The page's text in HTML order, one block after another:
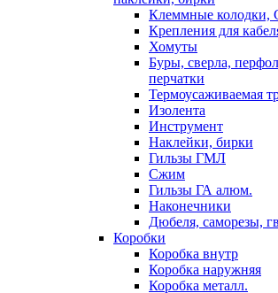
Клеммные
Крепления для
Хомуты
Буры, сверла,
перчатки
Термоусаживаемая
Изолента
Инструмент
Наклейки, бирки
Гильзы ГМЛ
Сжим
Гильзы ГА алюм.
Наконечники
Дюбеля, саморезы,
Коробки
Коробка внутр
Коробка наружняя
Коробка металл.